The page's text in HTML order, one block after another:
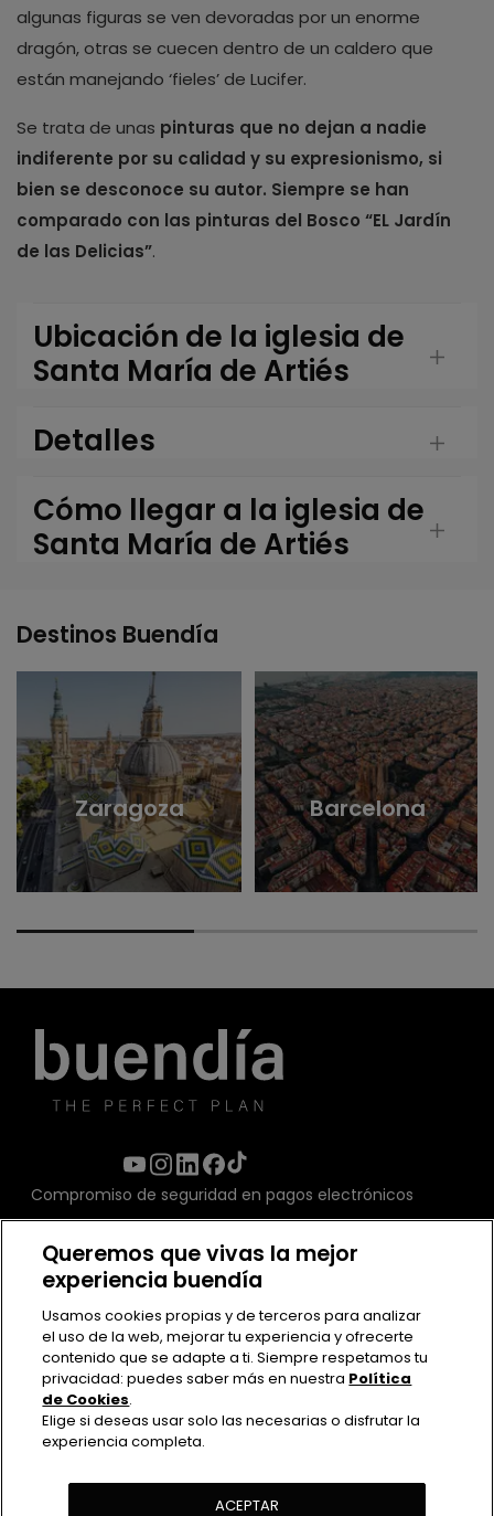
algunas figuras se ven devoradas por un enorme
dragón, otras se cuecen dentro de un caldero que
están manejando ‘fieles’ de Lucifer.
Se trata de unas pinturas que no dejan a nadie
indiferente por su calidad y su expresionismo, si
bien se desconoce su autor. Siempre se han
comparado con las pinturas del Bosco “EL Jardín
de las Delicias”.
Ubicación de la iglesia de
Santa María de Artiés
Detalles
Cómo llegar a la iglesia de
Santa María de Artiés
Destinos Buendía
Zaragoza Barcelona
Compromiso de seguridad en pagos electrónicos
Contacto
Queremos que vivas la mejor
experiencia buendía
Usamos cookies propias y de terceros para analizar
el uso de la web, mejorar tu experiencia y ofrecerte
contenido que se adapte a ti. Siempre respetamos tu
privacidad: puedes saber más en nuestra Política
de Cookies.
Elige si deseas usar solo las necesarias o disfrutar la
experiencia completa.
ACEPTAR